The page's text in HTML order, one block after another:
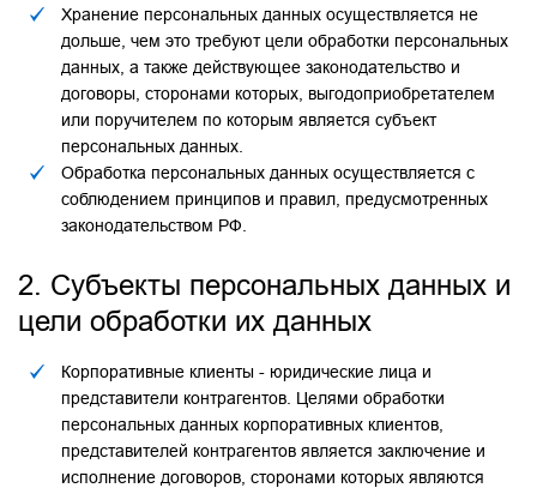
Хранение персональных данных осуществляется не
дольше, чем это требуют цели обработки персональных
данных, а также действующее законодательство и
договоры, сторонами которых, выгодоприобретателем
или поручителем по которым является субъект
персональных данных.
Обработка персональных данных осуществляется с
соблюдением принципов и правил, предусмотренных
законодательством РФ.
2. Субъекты персональных данных и
цели обработки их данных
Корпоративные клиенты - юридические лица и
представители контрагентов. Целями обработки
персональных данных корпоративных клиентов,
представителей контрагентов является заключение и
исполнение договоров, сторонами которых являются